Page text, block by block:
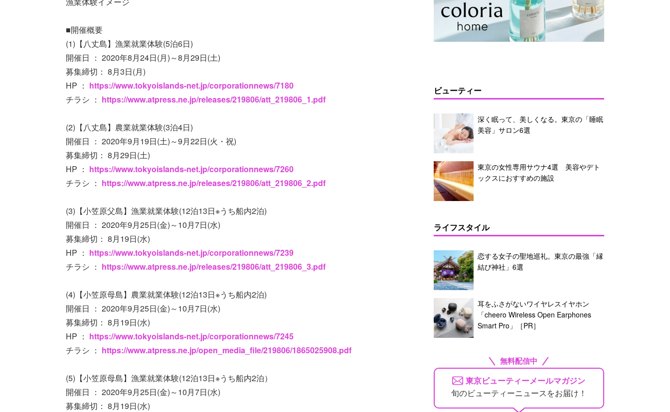
■開催概要
(1)【八丈島】漁業就業体験(5泊6日)
開催日 ： 2020年8月24日(月)～8月29日(土)
募集締切： 8月3日(月)
HP ： https://www.tokyoislands-net.jp/corporationnews/7180
チラシ ： https://www.atpress.ne.jp/releases/219806/att_219806_1.pdf
(2)【八丈島】農業就業体験(3泊4日)
開催日 ： 2020年9月19日(土)～9月22日(火・祝)
募集締切： 8月29日(土)
HP ： https://www.tokyoislands-net.jp/corporationnews/7260
チラシ ： https://www.atpress.ne.jp/releases/219806/att_219806_2.pdf
(3)【小笠原父島】漁業就業体験(12泊13日※うち船内2泊)
開催日 ： 2020年9月25日(金)～10月7日(水)
募集締切： 8月19日(水)
HP ： https://www.tokyoislands-net.jp/corporationnews/7239
チラシ ： https://www.atpress.ne.jp/releases/219806/att_219806_3.pdf
(4)【小笠原母島】農業就業体験(12泊13日※うち船内2泊)
開催日 ： 2020年9月25日(金)～10月7日(水)
募集締切： 8月19日(水)
HP ： https://www.tokyoislands-net.jp/corporationnews/7245
チラシ ： https://www.atpress.ne.jp/open_media_file/219806/1865025908.pdf
(5)【小笠原母島】漁業就業体験(12泊13日※うち船内2泊）
開催日 ： 2020年9月25日(金)～10月7日(水)
募集締切： 8月19日(水)
ビューティー
深く眠って、美しくなる。東京の「睡眠
美容」サロン6選
東京の女性専用サウナ4選 美容やデト
ックスにおすすめの施設
ライフスタイル
恋する女子の聖地巡礼。東京の最強「縁
結び神社」6選
耳をふさがないワイヤレスイヤホン
「cheero Wireless Open Earphones
Smart Pro」［PR］
無料配信中
東京ビューティーメールマガジン
旬のビューティーニュースをお届け！